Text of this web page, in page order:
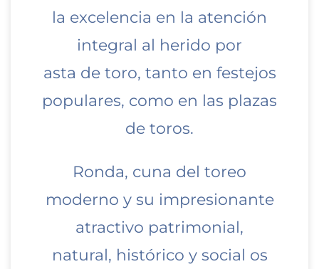
la excelencia en la atención
integral al herido por
asta de toro, tanto en festejos
populares, como en las plazas
de toros.
Ronda, cuna del toreo
moderno y su impresionante
atractivo patrimonial,
natural, histórico y social os